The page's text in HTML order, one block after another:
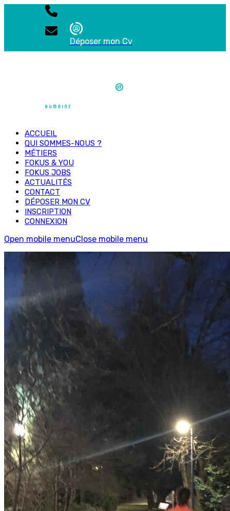
Déposer mon Cv
ACCUEIL
QUI SOMMES-NOUS ?
MÉTIERS
FOKUS & YOU
FOKUS JOBS
ACTUALITÉS
CONTACT
DÉPOSER MON CV
INSCRIPTION
CONNEXION
Open mobile menuClose mobile menu